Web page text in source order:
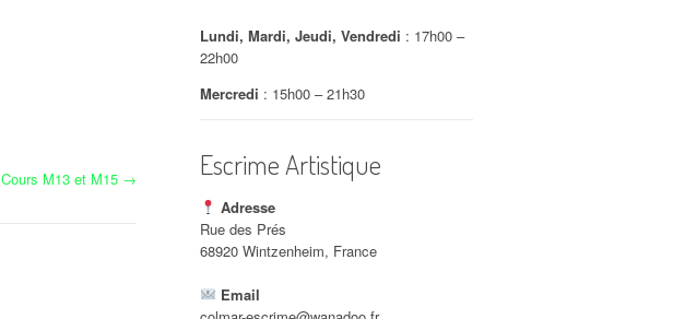
Cours M13 et M15 →
Lundi, Mardi, Jeudi, Vendredi : 17h00 –
22h00
Mercredi : 15h00 – 21h30
Escrime Artistique
Adresse
Rue des Prés
68920 Wintzenheim, France
Email